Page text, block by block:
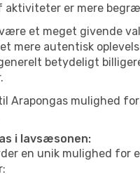
er mere
et meget givende
mere autentisk
betydeligt
Arapongas mulighed
i lavsæsonen:
en unik mulighed for